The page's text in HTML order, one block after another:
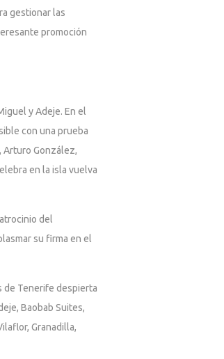
gestionar las
promoción
y Adeje. En el
con una prueba
Arturo González,
en la isla vuelva
del
su firma en el
de Tenerife despierta
Baobab Suites,
Granadilla,